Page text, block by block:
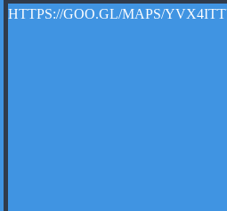
HTTPS://GOO.GL/MAPS/